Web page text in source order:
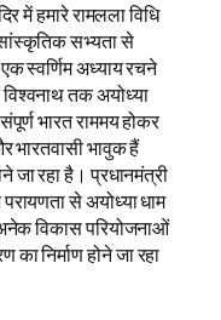
में हमारे रामलला विधि
सभ्यता से
स्वर्णिम अध्याय रचने
तक अयोध्या
भारत राममय होकर
भावुक हैं
जा रहा है। प्रधानमंत्री
से अयोध्या धाम
अनेक विकास परियोजनाओं
निर्माण होने जा रहा